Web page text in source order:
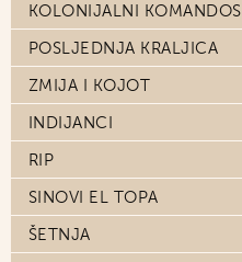
KOLONIJALNI KOMANDOS
POSLJEDNJA KRALJICA
ZMIJA I KOJOT
INDIJANCI
RIP
SINOVI EL TOPA
ŠETNJA